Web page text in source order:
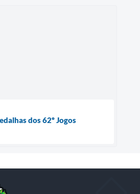
dos 62º Jogos